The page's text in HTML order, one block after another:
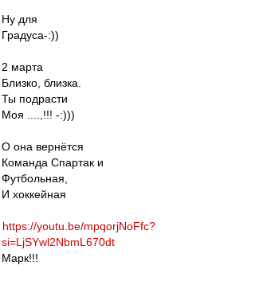
Ну для
Градуса-:))
2 марта
Близко, близка.
Ты подрасти
Моя ....,!!! -:)))
О она вернётся
Команда Спартак и
Футбольная,
И хоккейная
https://youtu.be/mpqorjNoFfc?
si=LjSYwl2NbmL670dt
Марк!!!